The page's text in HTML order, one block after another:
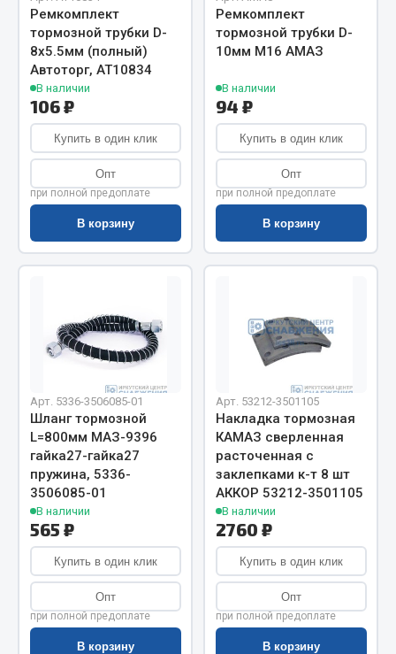
Весь раздел
Цепи подъёмные
Весь раздел
Кольца уплотнительные
Лента конвейерная
Манжеты
Прокладки
Рукава высокого давления
Показать ещё
Весь раздел
Автомобильная электрика
Автолампы
Блоки реле и предохранителей
Вилки нагрузочные
Выключатели и переключатели клавишные
Выключатели кнопочные
Ремкомплект
тормозной трубки D-
8х5.5мм (полный)
Автоторг, АТ10834
В наличии
106 ₽
Купить в один клик
Опт
при полной предоплате
В корзину
Ремкомплект
тормозной трубки D-
10мм М16 АМАЗ
В наличии
94 ₽
Купить в один клик
Опт
при полной предоплате
В корзину
Арт. 5336-3506085-01
Шланг тормозной
L=800мм МАЗ-9396
гайка27-гайка27
пружина, 5336-
3506085-01
В наличии
565 ₽
Купить в один клик
Опт
при полной предоплате
В корзину
Арт. 53212-3501105
Накладка тормозная
КАМАЗ сверленная
расточенная с
заклепками к-т 8 шт
АККОР 53212-3501105
В наличии
2760 ₽
Купить в один клик
Опт
при полной предоплате
В корзину